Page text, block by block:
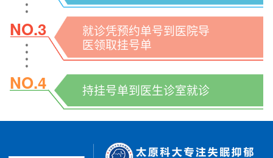
NO.3
就诊凭预约单号到医院导
医领取挂号单
NO.4 持挂号单到医生诊室就诊